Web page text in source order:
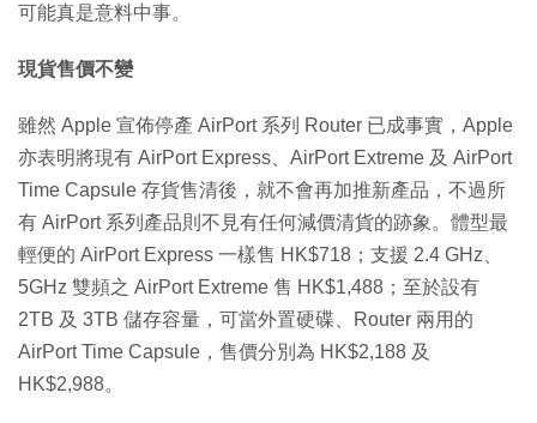
可能真是意料中事。
現貨售價不變
雖然 Apple 宣佈停產 AirPort 系列 Router 已成事實，Apple
亦表明將現有 AirPort Express、AirPort Extreme 及 AirPort
Time Capsule 存貨售清後，就不會再加推新產品，不過所
有 AirPort 系列產品則不見有任何減價清貨的跡象。體型最
輕便的 AirPort Express 一樣售 HK$718；支援 2.4 GHz、
5GHz 雙頻之 AirPort Extreme 售 HK$1,488；至於設有
2TB 及 3TB 儲存容量，可當外置硬碟、Router 兩用的
AirPort Time Capsule，售價分別為 HK$2,188 及
HK$2,988。